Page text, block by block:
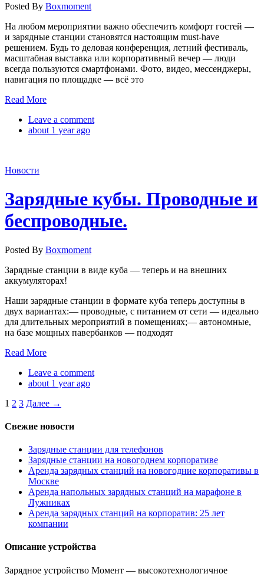
Posted By Boxmoment
На любом мероприятии важно обеспечить комфорт гостей —
и зарядные станции становятся настоящим must-have
решением. Будь то деловая конференция, летний фестиваль,
масштабная выставка или корпоративный вечер — люди
всегда пользуются смартфонами. Фото, видео, мессенджеры,
навигация по площадке — всё это
Read More
Leave a comment
about 1 year ago
Новости
Зарядные кубы. Проводные и
беспроводные.
Posted By Boxmoment
Зарядные станции в виде куба — теперь и на внешних
аккумуляторах!
Наши зарядные станции в формате куба теперь доступны в
двух вариантах:— проводные, с питанием от сети — идеально
для длительных мероприятий в помещениях;— автономные,
на базе мощных павербанков — подходят
Read More
Leave a comment
about 1 year ago
1 2 3 Далее →
Свежие новости
Зарядные станции для телефонов
Зарядные станции на новогоднем корпоративе
Аренда зарядных станций на новогодние корпоративы в
Москве
Аренда напольных зарядных станций на марафоне в
Лужниках
Аренда зарядных станций на корпоратив: 25 лет
компании
Описание устройства
Зарядное устройство Момент — высокотехнологичное